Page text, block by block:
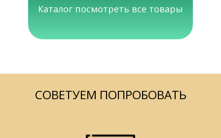
Каталог посмотреть все товары
СОВЕТУЕМ ПОПРОБОВАТЬ